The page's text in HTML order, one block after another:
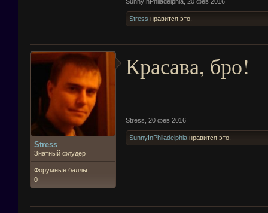
Stress нравится это.
Stress
Знатный флудер
Форумные баллы:
0
Красава, бро!
Stress 20 фев 2016
SunnyInPhiladelphia нравится это.